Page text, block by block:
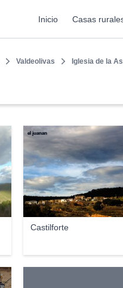
Inicio Casas
Valdeolivas Iglesia de la
Castilforte
el juanan